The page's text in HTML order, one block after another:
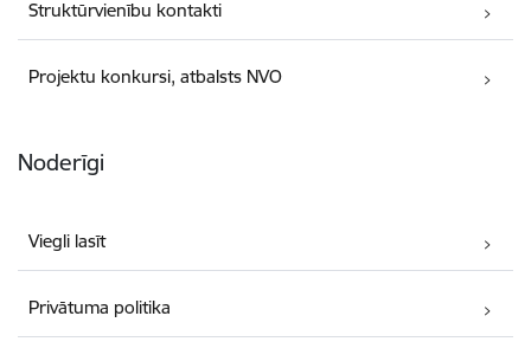
Struktūrvienību kontakti
Projektu konkursi, atbalsts NVO
Noderīgi
Viegli lasīt
Privātuma politika